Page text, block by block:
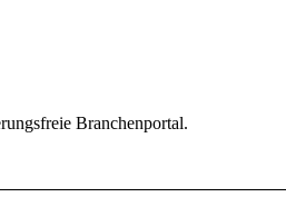
Branchenportal.